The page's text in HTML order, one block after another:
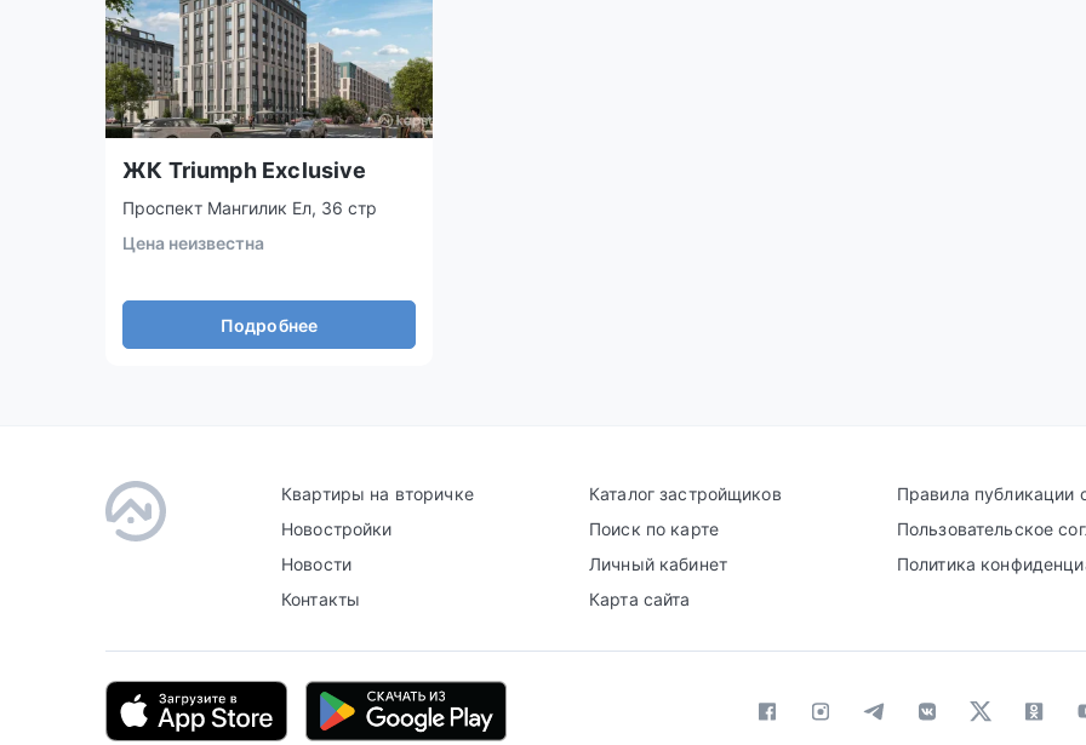
ЖК Triumph Exclusive
Проспект Мангилик Ел, 36 стр
Цена неизвестна
Подробнее
Квартиры на вторичке
Новостройки
Новости
Контакты
Каталог застройщиков
Поиск по карте
Личный кабинет
Карта сайта
Правила публикации
Пользовательское
Политика